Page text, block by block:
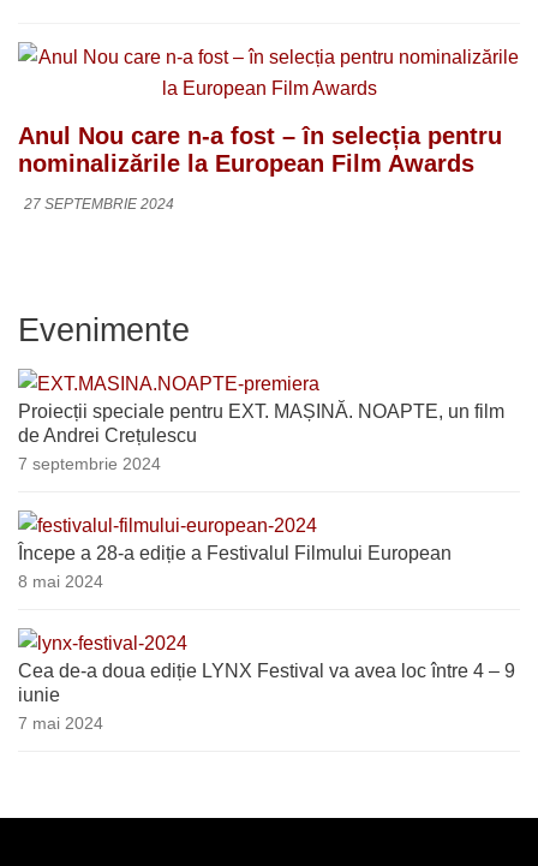
Anul Nou care n-a fost – în selecția pentru
nominalizările la European Film Awards
27 SEPTEMBRIE 2024
Evenimente
Proiecții speciale pentru EXT. MAȘINĂ. NOAPTE, un film
de Andrei Crețulescu
7 septembrie 2024
Începe a 28-a ediție a Festivalul Filmului European
8 mai 2024
Cea de-a doua ediție LYNX Festival va avea loc între 4 – 9
iunie
7 mai 2024